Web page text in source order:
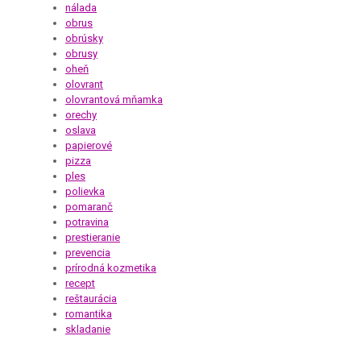
nálada
obrus
obrúsky
obrusy
oheň
olovrant
olovrantová mňamka
orechy
oslava
papierové
pizza
ples
polievka
pomaranč
potravina
prestieranie
prevencia
prírodná kozmetika
recept
reštaurácia
romantika
skladanie